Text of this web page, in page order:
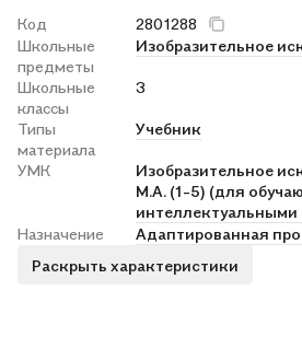
Код
2801288
Школьные
предметы
Изобразительное
Школьные
классы
3
Типы
материала
Учебник
УМК
Изобразительное
М.А. (1-5) (для
Назначение
Адаптированная
Раскрыть характеристики